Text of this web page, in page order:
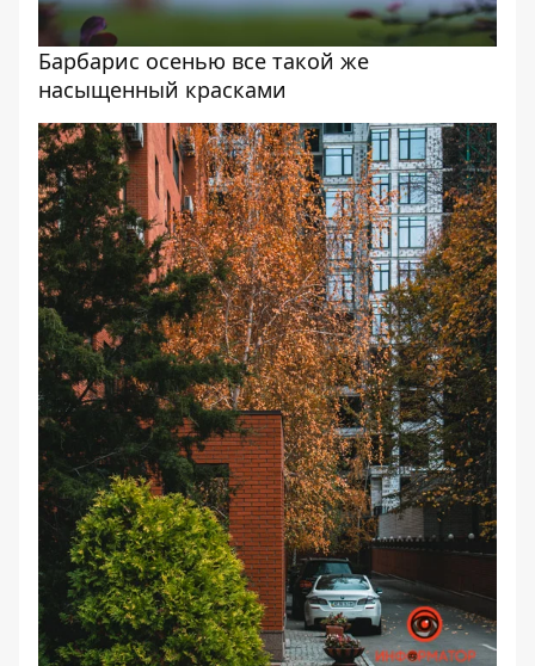
Барбарис осенью все такой же
насыщенный красками